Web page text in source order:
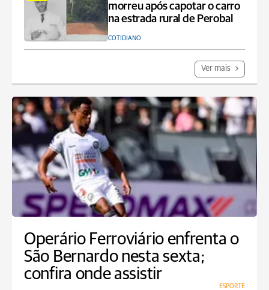
morreu após capotar o carro
na estrada rural de Perobal
COTIDIANO
Ver mais
Operário Ferroviário enfrenta o
São Bernardo nesta sexta;
confira onde assistir
ESPORTE